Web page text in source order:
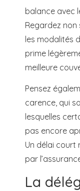
balance avec
Regardez non
les modalités
prime
meilleure
Pensez
carence, qui
lesquelles
pas encore
Un délai
par
La